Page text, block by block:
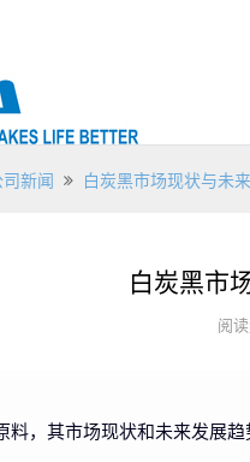
司新闻 白炭黑市场现状与未
白炭黑市
阅
料，其市场现状和未来发展